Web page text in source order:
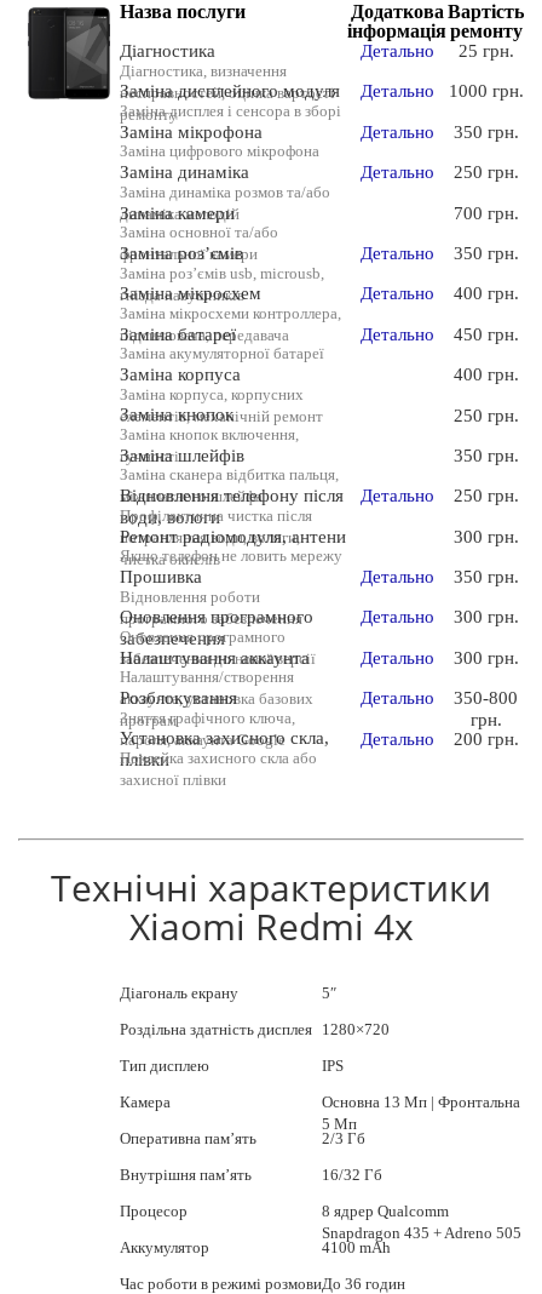
Назва послуги
Діагностика
Діагностика, визначення
несправностей, оцінка вартості
ремонту
Заміна дисплейного модуля
Заміна дисплея і сенсора в зборі
Заміна мікрофона
Заміна цифрового мікрофона
Заміна динаміка
Заміна динаміка розмов та/або
динаміка мелодій
Заміна камери
Заміна основної та/або
фронтальної камери
Заміна роз’ємів
Заміна роз’ємів usb, microusb,
гнізда навушників
Заміна мікросхем
Заміна мікросхеми контроллера,
підсилювача, передавача
Заміна батареї
Заміна акумуляторної батареї
Заміна корпуса
Заміна корпуса, корпусних
елементів, механічній ремонт
Заміна кнопок
Заміна кнопок включення,
гучності
Заміна шлейфів
Заміна сканера відбитка пальця,
міжплатного шлейфа
Відновлення телефону після
води, вологи
Профілактична чистка після
потрапляння води, вологи,
чистка окислів
Ремонт радіомодуля, антени
Якщо телефон не ловить мережу
Прошивка
Відновлення роботи
програмного забезпечення
Оновлення програмного
забезпечення
Оновлення програмного
забезпечення до нової версії
Налаштування аккаунта
Налаштування/створення
аккаунта, установка базових
програм
Розблокування
Зняття графічного ключа,
пароля, аккаунта Google
Установка захисного скла,
плівки
Поклейка захисного скла або
захисної плівки
Додаткова
інформація
Детально
Детально
Детально
Детально
Детально
Детально
Детально
Детально
Детально
Детально
Детально
Детально
Детально
Вартість
ремонту
25 грн.
1000 грн.
350 грн.
250 грн.
700 грн.
350 грн.
400 грн.
450 грн.
400 грн.
250 грн.
350 грн.
250 грн.
300 грн.
350 грн.
300 грн.
300 грн.
350-800
грн.
200 грн.
Технічні характеристики
Xiaomi Redmi 4x
Діагональ екрану
Роздільна здатність дисплея
Тип дисплею
Камера
Оперативна пам’ять
Внутрішня пам’ять
Процесор
Аккумулятор
Час роботи в режимі розмови
5″
1280×720
IPS
Основна 13 Мп | Фронтальна
5 Мп
2/3 Гб
16/32 Гб
8 ядрер Qualcomm
Snapdragon 435 + Adreno 505
4100 mAh
До 36 годин